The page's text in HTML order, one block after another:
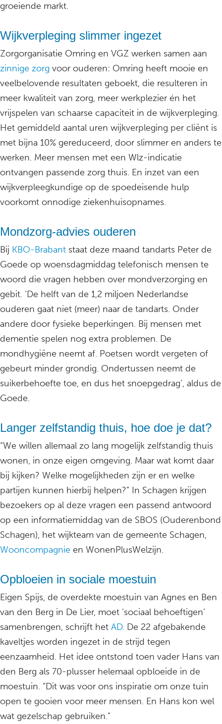
groeiende markt.
Wijkverpleging slimmer ingezet
Zorgorganisatie Omring en VGZ werken samen aan
zinnige zorg voor ouderen: Omring heeft mooie en
veelbelovende resultaten geboekt, die resulteren in
meer kwaliteit van zorg, meer werkplezier én het
vrijspelen van schaarse capaciteit in de wijkverpleging.
Het gemiddeld aantal uren wijkverpleging per cliënt is
met bijna 10% gereduceerd, door slimmer en anders te
werken. Meer mensen met een Wlz-indicatie
ontvangen passende zorg thuis. En inzet van een
wijkverpleegkundige op de spoedeisende hulp
voorkomt onnodige ziekenhuisopnames.
Mondzorg-advies ouderen
Bij KBO-Brabant staat deze maand tandarts Peter de
Goede op woensdagmiddag telefonisch mensen te
woord die vragen hebben over mondverzorging en
gebit. ‘De helft van de 1,2 miljoen Nederlandse
ouderen gaat niet (meer) naar de tandarts. Onder
andere door fysieke beperkingen. Bij mensen met
dementie spelen nog extra problemen. De
mondhygiëne neemt af. Poetsen wordt vergeten of
gebeurt minder grondig. Ondertussen neemt de
suikerbehoefte toe, en dus het snoepgedrag’, aldus de
Goede.
Langer zelfstandig thuis, hoe doe je dat?
“We willen allemaal zo lang mogelijk zelfstandig thuis
wonen, in onze eigen omgeving. Maar wat komt daar
bij kijken? Welke mogelijkheden zijn er en welke
partijen kunnen hierbij helpen?” In Schagen krijgen
bezoekers op al deze vragen een passend antwoord
op een informatiemiddag van de SBOS (Ouderenbond
Schagen), het wijkteam van de gemeente Schagen,
Wooncompagnie en WonenPlusWelzijn.
Opbloeien in sociale moestuin
Eigen Spijs, de overdekte moestuin van Agnes en Ben
van den Berg in De Lier, moet ‘sociaal behoeftigen’
samenbrengen, schrijft het AD. De 22 afgebakende
kaveltjes worden ingezet in de strijd tegen
eenzaamheid. Het idee ontstond toen vader Hans van
den Berg als 70-plusser helemaal opbloeide in de
moestuin. “Dit was voor ons inspiratie om onze tuin
open te gooien voor meer mensen. En Hans kon wel
wat gezelschap gebruiken.”